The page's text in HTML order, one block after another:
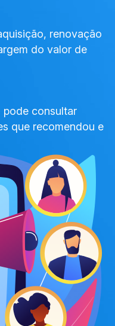
renovação
do valor de
pode consultar
que recomendou e